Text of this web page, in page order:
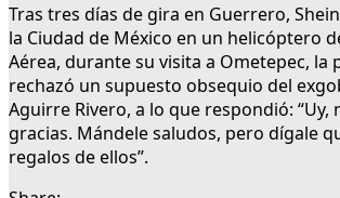
Tras tres días de gira en Guerrero,
la Ciudad de México en un helicóptero
Aérea, durante su visita a Ometepec, la
rechazó un supuesto obsequio del
Aguirre Rivero, a lo que respondió: “Uy,
gracias. Mándele saludos, pero dígale
regalos de ellos”.